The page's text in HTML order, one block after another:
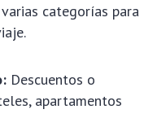
categorías para
Descuentos o
apartamentos